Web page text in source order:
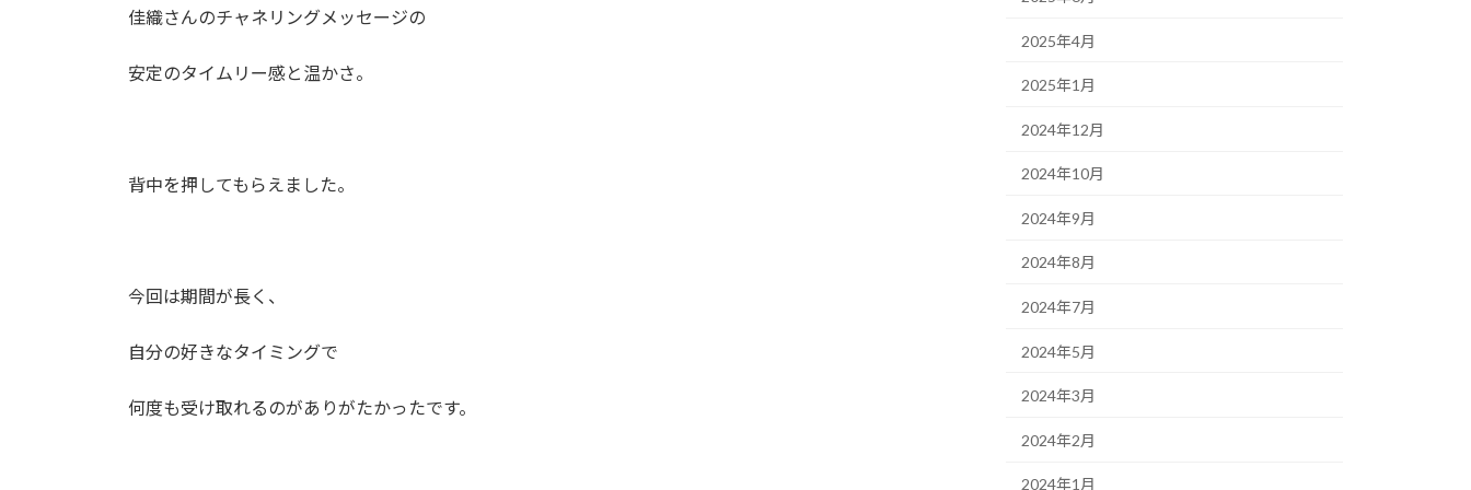
佳織さんのチャネリングメッセージの
安定のタイムリー感と温かさ。
背中を押してもらえました。
今回は期間が長く、
自分の好きなタイミングで
何度も受け取れるのがありがたかったです。
2025年4月
2025年1月
2024年12月
2024年10月
2024年9月
2024年8月
2024年7月
2024年5月
2024年3月
2024年2月
2024年1月